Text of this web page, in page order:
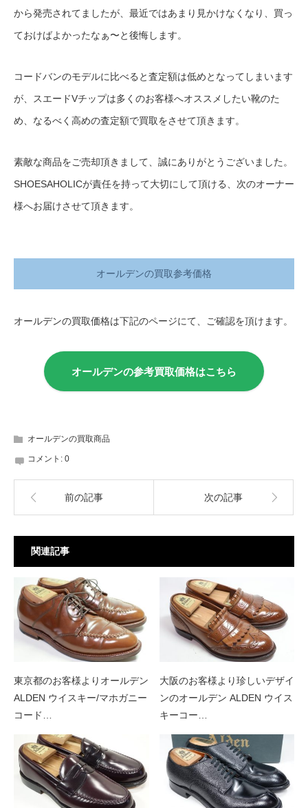
から発売されてましたが、最近ではあまり見かけなくなり、買っ
ておけばよかったなぁ〜と後悔します。
コードバンのモデルに比べると査定額は低めとなってしまいます
が、スエードVチップは多くのお客様へオススメしたい靴のた
め、なるべく高めの査定額で買取をさせて頂きます。
素敵な商品をご売却頂きまして、誠にありがとうございました。
SHOESAHOLICが責任を持って大切にして頂ける、次のオーナー
様へお届けさせて頂きます。
オールデンの買取参考価格
オールデンの買取価格は下記のページにて、ご確認を頂けます。
オールデンの参考買取価格はこちら
オールデンの買取商品
コメント: 0
前の記事 次の記事
関連記事
東京都のお客様よりオールデン
ALDEN ウイスキー/マホガニー
コード…
大阪のお客様より珍しいデザイ
ンのオールデン ALDEN ウイス
キーコー…